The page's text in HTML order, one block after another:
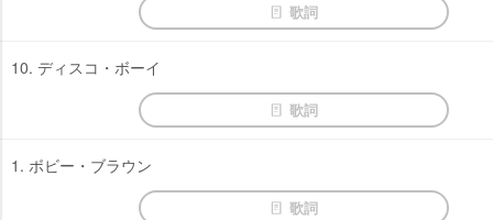
歌詞
10. ディスコ・ボーイ
歌詞
1. ボビー・ブラウン
歌詞